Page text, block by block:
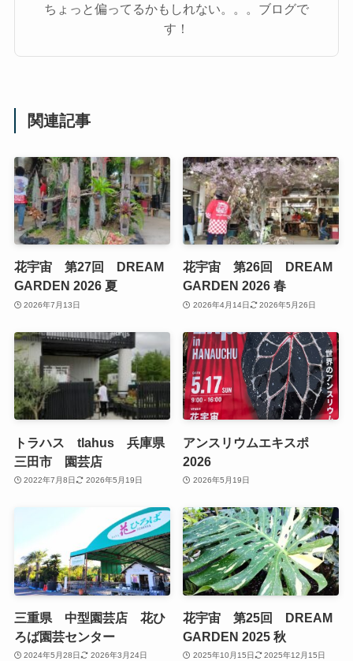
ちょっと偏ってるかもしれない。。。ブログで
す！
関連記事
花宇宙 第27回 DREAM
GARDEN 2026 夏
2026年7月13日
花宇宙 第26回 DREAM
GARDEN 2026 春
2026年4月14日 2026年5月26日
トラハス tlahus 兵庫県
三田市 園芸店
2022年7月8日 2026年5月19日
アンスリウムエキスポ
2026
2026年5月19日
三重県 中型園芸店 花ひ
ろば園芸センター
2024年5月28日 2026年3月24日
花宇宙 第25回 DREAM
GARDEN 2025 秋
2025年10月15日 2025年12月15日